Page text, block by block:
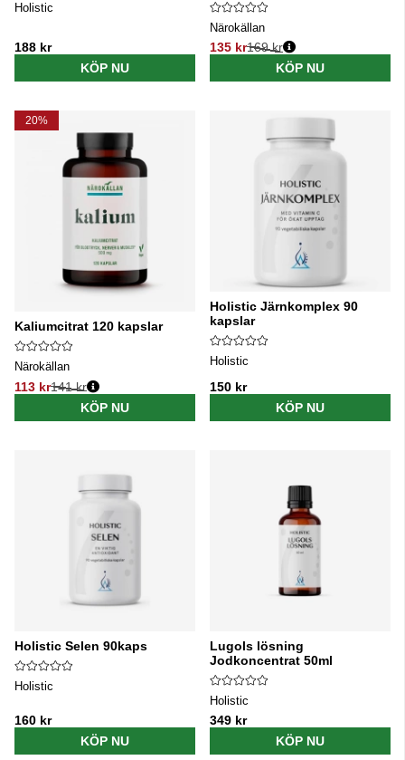
Holistic
188 kr
KÖP NU
Närokällan
135 kr
Ordinarie pris:
169 kr
KÖP NU
20%
Kaliumcitrat 120 kapslar
Närokällan
113 kr
Ordinarie pris:
141 kr
KÖP NU
Holistic Järnkomplex 90
kapslar
Holistic
150 kr
KÖP NU
Holistic Selen 90kaps
Holistic
160 kr
KÖP NU
Lugols lösning
Jodkoncentrat 50ml
Holistic
349 kr
KÖP NU